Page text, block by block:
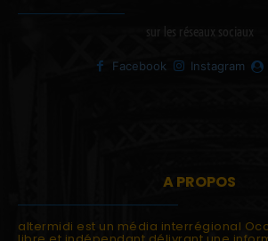
sur les réseaux sociaux
Facebook Instagram
A PROPOS
altermidi est un média interrégional